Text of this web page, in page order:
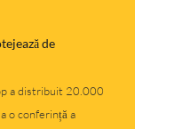
de
a distribuit 20.000
o conferință a